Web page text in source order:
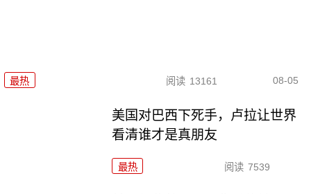
最热 阅读 13161 08-05
美国对巴西下死手，卢拉让世界
看清谁才是真朋友
最热 阅读 7539